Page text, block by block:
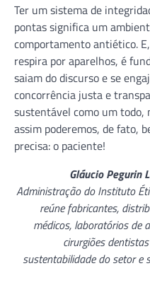
Ter um sistema de
pontas significa um
comportamento antiético.
respira por aparelhos, é
saiam do discurso e se
concorrência justa e
sustentável como um todo,
assim poderemos, de fato,
precisa: o paciente!
Gláucio Pegurin
Administração do Instituto
reúne fabricantes,
médicos, laboratórios de
cirurgiões
sustentabilidade do setor e